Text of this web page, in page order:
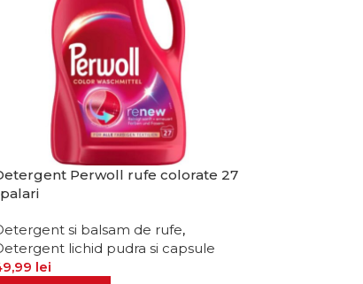
Perwoll rufe colorate 27
si balsam de rufe,
lichid pudra si capsule
lei